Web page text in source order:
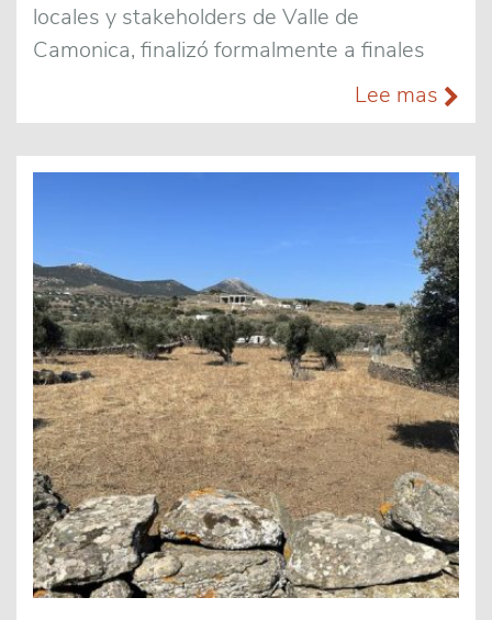
locales y stakeholders de Valle de
Camonica, finalizó formalmente a finales
Lee mas